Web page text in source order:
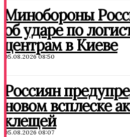
Минобороны
об ударе по
центрам в Киеве
05.08.2026 08:50
Россиян
новом всплеске
клещей
05.08.2026 08:07